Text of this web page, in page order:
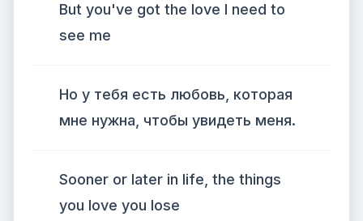
But you've got the love I need to
see me
Но у тебя есть любовь, которая
мне нужна, чтобы увидеть меня.
Sooner or later in life, the things
you love you lose